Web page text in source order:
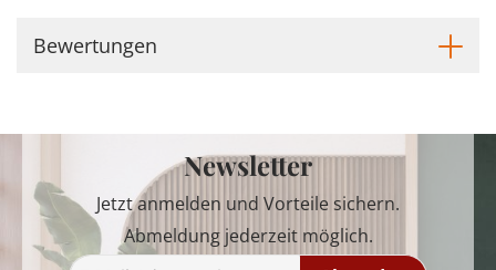
Bewertungen
Newsletter
Jetzt anmelden und Vorteile sichern.
Abmeldung jederzeit möglich.